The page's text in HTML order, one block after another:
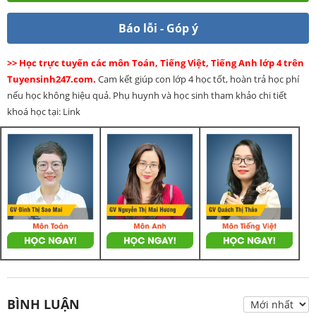
Báo lỗi - Góp ý
>> Học trực tuyến các môn Toán, Tiếng Việt, Tiếng Anh lớp 4 trên
Tuyensinh247.com. Cam kết giúp con lớp 4 học tốt, hoàn trả học phí
nếu học không hiệu quả. Phụ huynh và học sinh tham khảo chi tiết
khoá học tại: Link
BÌNH LUẬN